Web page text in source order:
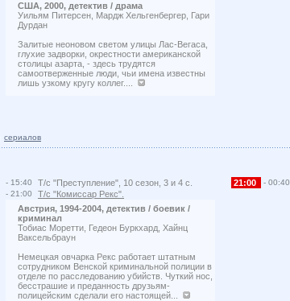
США, 2000, детектив / драма
Уильям Питерсен, Мардж Хельгенбергер, Гари
Дурдан
Залитые неоновом светом улицы Лас-Вегаса,
глухие задворки, окрестности американской
столицы азарта, - здесь трудятся
самоотверженные люди, чьи имена известны
лишь узкому кругу коллег....
сериалов
- 15:40
Т/с "Преступление", 10 сезон, 3 и 4 с.
- 21:00
Т/с "Комиссар Рекс".
Австрия, 1994-2004, детектив / боевик /
криминал
Тобиас Моретти, Гедеон Буркхард, Хайнц
Ваксельбраун
Немецкая овчарка Рекс работает штатным
сотрудником Венской криминальной полиции в
отделе по расследованию убийств. Чуткий нос,
бесстрашие и преданность друзьям-
полицейским сделали его настоящей...
21:00 - 00:40